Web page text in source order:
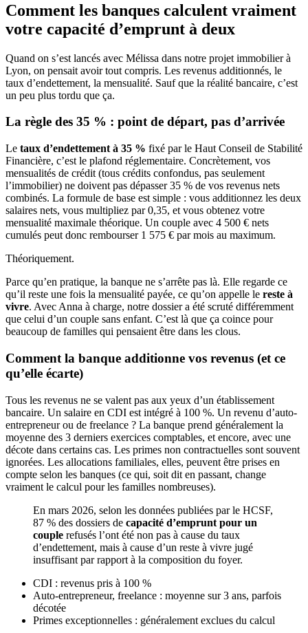
Comment les banques calculent vraiment
votre capacité d’emprunt à deux
Quand on s’est lancés avec Mélissa dans notre projet immobilier à
Lyon, on pensait avoir tout compris. Les revenus additionnés, le
taux d’endettement, la mensualité. Sauf que la réalité bancaire, c’est
un peu plus tordu que ça.
La règle des 35 % : point de départ, pas d’arrivée
Le taux d’endettement à 35 % fixé par le Haut Conseil de Stabilité
Financière, c’est le plafond réglementaire. Concrètement, vos
mensualités de crédit (tous crédits confondus, pas seulement
l’immobilier) ne doivent pas dépasser 35 % de vos revenus nets
combinés. La formule de base est simple : vous additionnez les deux
salaires nets, vous multipliez par 0,35, et vous obtenez votre
mensualité maximale théorique. Un couple avec 4 500 € nets
cumulés peut donc rembourser 1 575 € par mois au maximum.
Théoriquement.
Parce qu’en pratique, la banque ne s’arrête pas là. Elle regarde ce
qu’il reste une fois la mensualité payée, ce qu’on appelle le reste à
vivre. Avec Anna à charge, notre dossier a été scruté différemment
que celui d’un couple sans enfant. C’est là que ça coince pour
beaucoup de familles qui pensaient être dans les clous.
Comment la banque additionne vos revenus (et ce
qu’elle écarte)
Tous les revenus ne se valent pas aux yeux d’un établissement
bancaire. Un salaire en CDI est intégré à 100 %. Un revenu d’auto-
entrepreneur ou de freelance ? La banque prend généralement la
moyenne des 3 derniers exercices comptables, et encore, avec une
décote dans certains cas. Les primes non contractuelles sont souvent
ignorées. Les allocations familiales, elles, peuvent être prises en
compte selon les banques (ce qui, soit dit en passant, change
vraiment le calcul pour les familles nombreuses).
En mars 2026, selon les données publiées par le HCSF,
87 % des dossiers de capacité d’emprunt pour un
couple refusés l’ont été non pas à cause du taux
d’endettement, mais à cause d’un reste à vivre jugé
insuffisant par rapport à la composition du foyer.
CDI : revenus pris à 100 %
Auto-entrepreneur, freelance : moyenne sur 3 ans, parfois
décotée
Primes exceptionnelles : généralement exclues du calcul